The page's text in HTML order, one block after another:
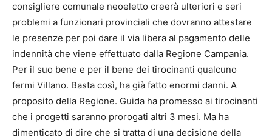
consigliere comunale neoeletto creerà ulteriori e seri
problemi a funzionari provinciali che dovranno attestare
le presenze per poi dare il via libera al pagamento delle
indennità che viene effettuato dalla Regione Campania.
Per il suo bene e per il bene dei tirocinanti qualcuno
fermi Villano. Basta così, ha già fatto enormi danni. A
proposito della Regione. Guida ha promesso ai tirocinanti
che i progetti saranno prorogati altri 3 mesi. Ma ha
dimenticato di dire che si tratta di una decisione della